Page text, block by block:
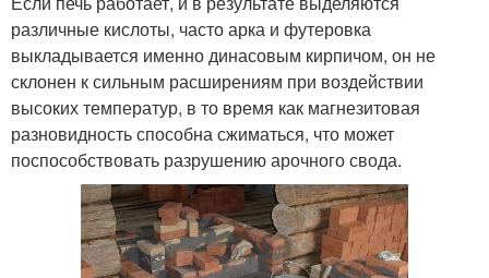
различные кислоты, часто арка и футеровка
выкладывается именно динасовым кирпичом, он не
склонен к сильным расширениям при воздействии
высоких температур, в то время как магнезитовая
разновидность способна сжиматься, что может
поспособствовать разрушению арочного свода.